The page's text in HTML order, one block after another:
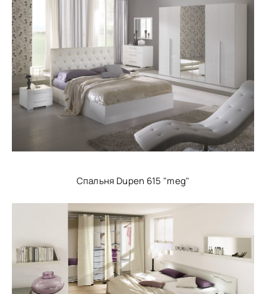
Спальня Dupen 615 "meg"